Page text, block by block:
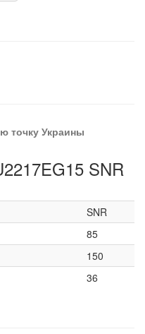
точку Украины
SNR
SNR
85
150
36